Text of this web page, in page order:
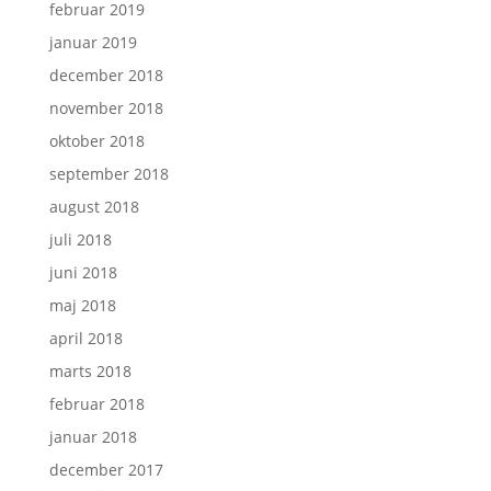
februar 2019
januar 2019
december 2018
november 2018
oktober 2018
september 2018
august 2018
juli 2018
juni 2018
maj 2018
april 2018
marts 2018
februar 2018
januar 2018
december 2017